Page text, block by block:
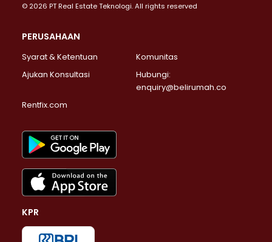
© 2026 PT Real Estate Teknologi. All rights reserved
PERUSAHAAN
Syarat & Ketentuan
Komunitas
Ajukan Konsultasi
Hubungi:
enquiry@belirumah.co
Rentfix.com
KPR